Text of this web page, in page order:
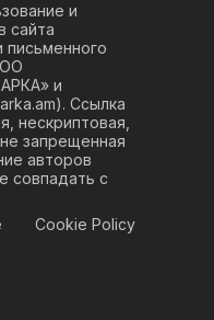
и
сайта
письменного
и
arka.am). Ссылка
нескриптовая,
запрещенная
авторов
совпадать с
Cookie Policy